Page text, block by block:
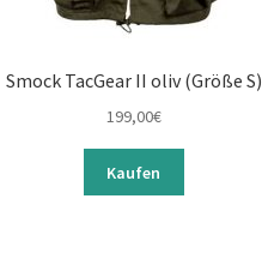
Smock TacGear II oliv (Größe S)
199,00€
Kaufen